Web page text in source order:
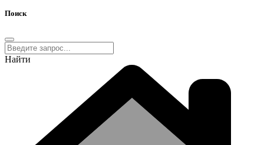
Поиск
Найти